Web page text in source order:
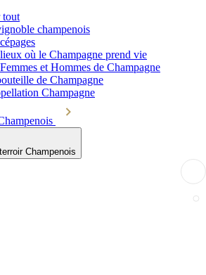
tout
champenois
où le Champagne prend vie
et Hommes de Champagne
de Champagne
Champagne
terroir Champenois